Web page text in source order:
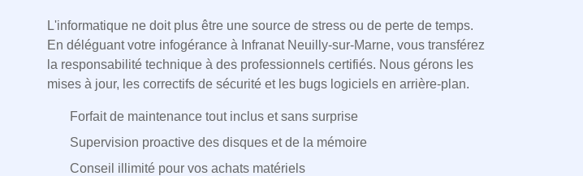
L'informatique ne doit plus être une source de stress ou de perte de temps.
En déléguant votre infogérance à Infranat Neuilly-sur-Marne, vous transférez
la responsabilité technique à des professionnels certifiés. Nous gérons les
mises à jour, les correctifs de sécurité et les bugs logiciels en arrière-plan.
Forfait de maintenance tout inclus et sans surprise
Supervision proactive des disques et de la mémoire
Conseil illimité pour vos achats matériels